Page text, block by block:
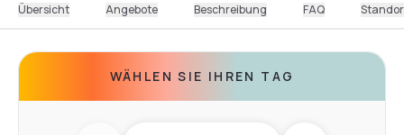
Übersicht Angebote Beschreibung FAQ
WÄHLEN SIE IHREN TAG